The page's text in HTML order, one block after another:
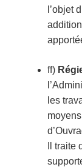
l’objet
ff)
les
Il